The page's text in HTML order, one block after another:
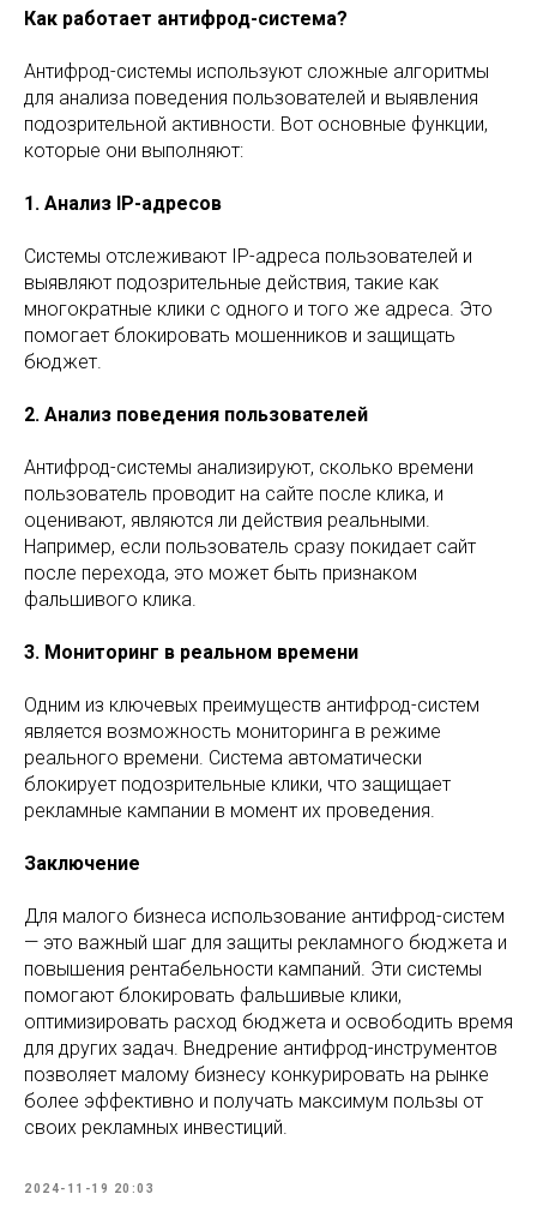
Как работает антифрод-система?
Антифрод-системы используют сложные алгоритмы
для анализа поведения пользователей и выявления
подозрительной активности. Вот основные функции,
которые они выполняют:
1. Анализ IP-адресов
Системы отслеживают IP-адреса пользователей и
выявляют подозрительные действия, такие как
многократные клики с одного и того же адреса. Это
помогает блокировать мошенников и защищать
бюджет.
2. Анализ поведения пользователей
Антифрод-системы анализируют, сколько времени
пользователь проводит на сайте после клика, и
оценивают, являются ли действия реальными.
Например, если пользователь сразу покидает сайт
после перехода, это может быть признаком
фальшивого клика.
3. Мониторинг в реальном времени
Одним из ключевых преимуществ антифрод-систем
является возможность мониторинга в режиме
реального времени. Система автоматически
блокирует подозрительные клики, что защищает
рекламные кампании в момент их проведения.
Заключение
Для малого бизнеса использование антифрод-систем
— это важный шаг для защиты рекламного бюджета и
повышения рентабельности кампаний. Эти системы
помогают блокировать фальшивые клики,
оптимизировать расход бюджета и освободить время
для других задач. Внедрение антифрод-инструментов
позволяет малому бизнесу конкурировать на рынке
более эффективно и получать максимум пользы от
своих рекламных инвестиций.
2024-11-19 20:03